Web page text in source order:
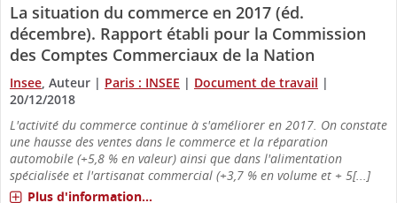
La situation du commerce en 2017 (éd.
décembre). Rapport établi pour la Commission
des Comptes Commerciaux de la Nation
Insee , Auteur | Paris : INSEE | Document de travail |
20/12/2018
L'activité du commerce continue à s'améliorer en 2017. On constate
une hausse des ventes dans le commerce et la réparation
automobile (+5,8 % en valeur) ainsi que dans l'alimentation
spécialisée et l'artisanat commercial (+3,7 % en volume et + 5[...]
Plus d'information...